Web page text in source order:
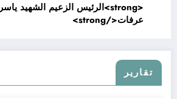
<strong>الرئيس الزعيم الشهيد ياسر
عرفات</strong>
تقارير